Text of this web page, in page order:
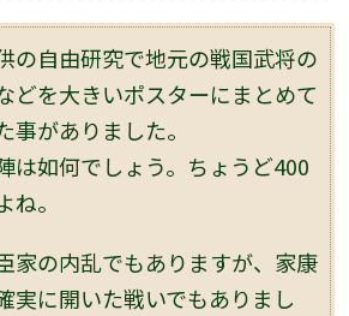
の自由研究で地元の戦国武将の
どを大きいポスターにまとめて
事がありました。
は如何でしょう。ちょうど400
。
家の内乱でもありますが、家康
実に開いた戦いでもありまし